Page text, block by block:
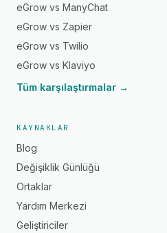
eGrow vs ManyChat
eGrow vs Zapier
eGrow vs Twilio
eGrow vs Klaviyo
Tüm karşılaştırmalar →
KAYNAKLAR
Blog
Değişiklik Günlüğü
Ortaklar
Yardım Merkezi
Geliştiriciler